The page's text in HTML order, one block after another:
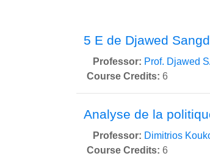
5 E de Djawed
Professor: Prof. Djawed
Course Credits: 6
Analyse de la
Professor: Dimitrios
Course Credits: 6